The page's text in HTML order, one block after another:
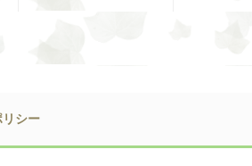
リシー